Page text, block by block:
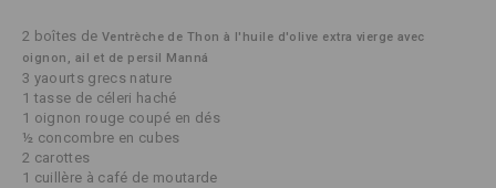
2 boîtes de Ventrèche de Thon à l'huile d'olive extra vierge avec
oignon, ail et de persil Manná
3 yaourts grecs nature
1 tasse de céleri haché
1 oignon rouge coupé en dés
½ concombre en cubes
2 carottes
1 cuillère à café de moutarde